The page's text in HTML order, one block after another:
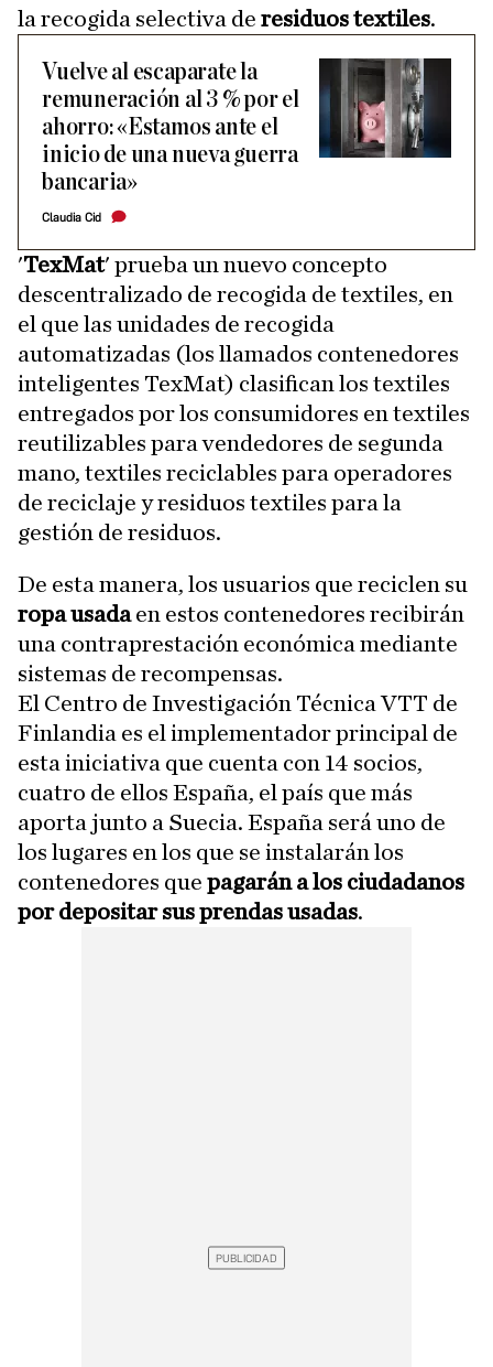
la recogida selectiva de residuos textiles.
Vuelve al escaparate la
remuneración al 3 % por el
ahorro: «Estamos ante el
inicio de una nueva guerra
bancaria»
Claudia Cid
'TexMat' prueba un nuevo concepto
descentralizado de recogida de textiles, en
el que las unidades de recogida
automatizadas (los llamados contenedores
inteligentes TexMat) clasifican los textiles
entregados por los consumidores en textiles
reutilizables para vendedores de segunda
mano, textiles reciclables para operadores
de reciclaje y residuos textiles para la
gestión de residuos.
De esta manera, los usuarios que reciclen su
ropa usadaen estos contenedores recibirán
una contraprestación económica mediante
sistemas de recompensas.
El Centro de Investigación Técnica VTT de
Finlandia es el implementador principal de
esta iniciativa que cuenta con 14 socios,
cuatro de ellos España, el país que más
aporta junto a Suecia. España será uno de
los lugares en los que se instalarán los
contenedores que pagarán a los ciudadanos
por depositar sus prendas usadas.